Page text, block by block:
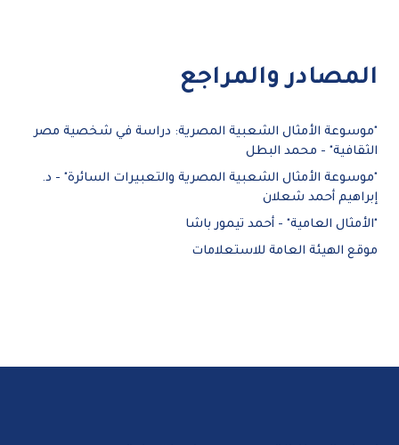
المصادر والمراجع
"موسوعة الأمثال الشعبية المصرية: دراسة في شخصية مصر
الثقافية" - محمد البطل
"موسوعة الأمثال الشعبية المصرية والتعبيرات السائرة" - د.
إبراهيم أحمد شعلان
"الأمثال العامية" - أحمد تيمور باشا
موقع الهيئة العامة للاستعلامات